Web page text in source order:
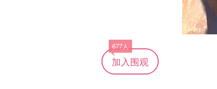
加入
677人
围观